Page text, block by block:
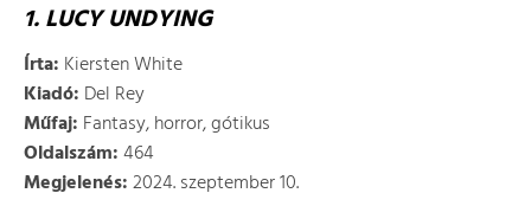
1. LUCY UNDYING
Írta: Kiersten White
Kiadó: Del Rey
Műfaj: Fantasy, horror, gótikus
Oldalszám:464
Megjelenés:2024. szeptember 10.